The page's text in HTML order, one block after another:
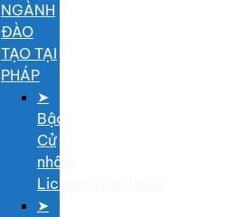
NGÀNH
ĐÀO
TẠO TẠI
PHÁP
➤
Bậc
Cử
nhân/
Licence/Bachelor
➤